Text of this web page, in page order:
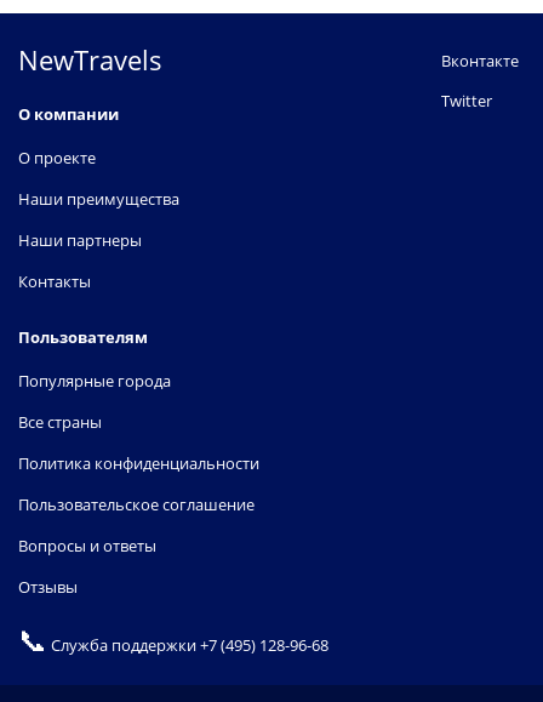
NewTravels
О компании
О проекте
Наши преимущества
Наши партнеры
Контакты
Пользователям
Популярные города
Все страны
Политика конфиденциальности
Пользовательское соглашение
Вопросы и ответы
Отзывы
Вконтакте
Twitter
📞 Служба поддержки+7 (495) 128-96-68